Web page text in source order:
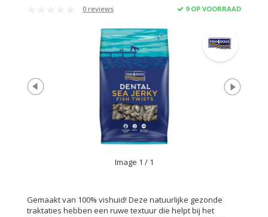
0 reviews 9 OP VOORRAAD
Image 1 / 1
Gemaakt van 100% vishuid! Deze natuurlijke gezonde
traktaties hebben een ruwe textuur die helpt bij het